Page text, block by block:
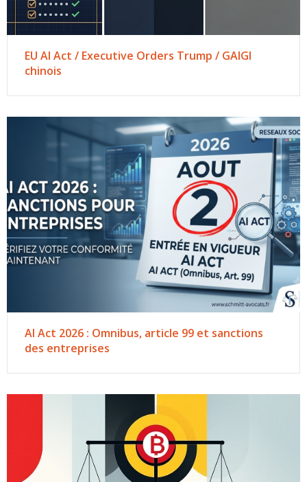
EU AI Act / Executive Orders Trump / GAIGI
chinois
AI Act 2026 : Omnibus, article 99 et sanctions
des entreprises